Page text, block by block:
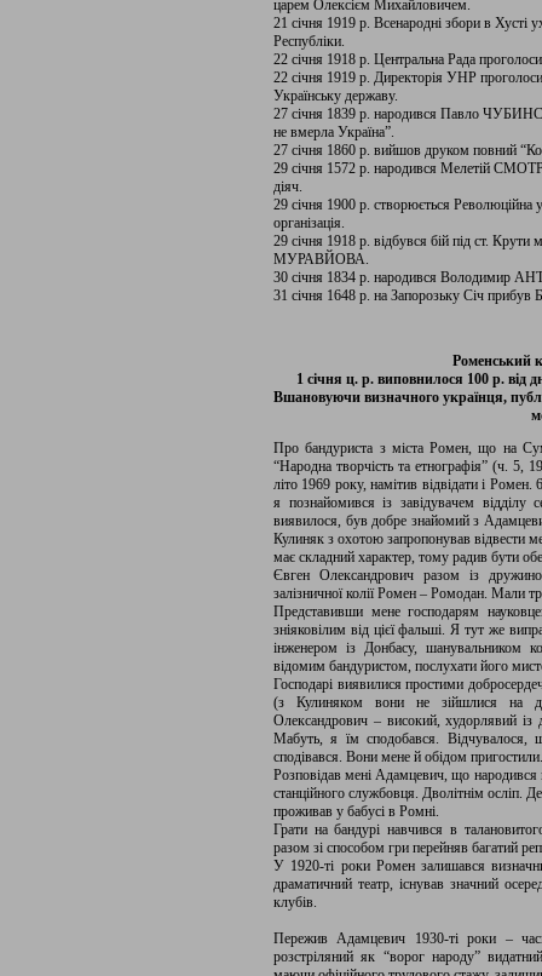
царем Олексієм Михайловичем.
21 січня 1919 р. Всенародні збори в Хусті
Республіки.
22 січня 1918 р. Центральна Рада
22 січня 1919 р. Директорія УНР
Українську державу.
27 січня 1839 р. народився Павло
не вмерла Україна”.
27 січня 1860 р. вийшов друком повний
29 січня 1572 р. народився Мелетій
діяч.
29 січня 1900 р. створюється Революційна
організація.
29 січня 1918 р. відбувся бій під ст.
МУРАВЙОВА.
30 січня 1834 р. народився Володимир
31 січня 1648 р. на Запорозьку Січ
Роменський
1 січня ц. р. виповнилося 100 р. від
Вшановуючи визначного українця,
Про бандуриста з міста Ромен, що на
“Народна творчість та етнографія” (ч. 5,
літо 1969 року, намітив відвідати і
я познайомився із завідувачем
виявилося, був добре знайомий з
Кулиняк з охотою запропонував відвести
має складний характер, тому радив бути
Євген Олександрович разом із
залізничної колії Ромен – Ромодан. Мали
Представивши мене господарям
зніяковілим від цієї фальші. Я тут же
інженером із Донбасу, шанувальником
відомим бандуристом, послухати його
Господарі виявилися простими
(з Кулиняком вони не зійшлися на
Олександрович – високий, худорлявий
Мабуть, я їм сподобався.
сподівався. Вони мене й обідом пригостили.
Розповідав мені Адамцевич, що
станційного службовця. Дволітнім осліп.
проживав у бабусі в Ромні.
Грати на бандурі навчився в
разом зі способом гри перейняв багатий
У 1920-ті роки Ромен залишався
драматичний театр, існував значний
клубів.
Пережив Адамцевич 1930-ті роки –
розстріляний як “ворог народу”